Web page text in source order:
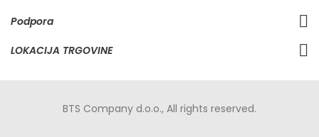
Podpora
LOKACIJA TRGOVINE
BTS Company d.o.o., All rights reserved.